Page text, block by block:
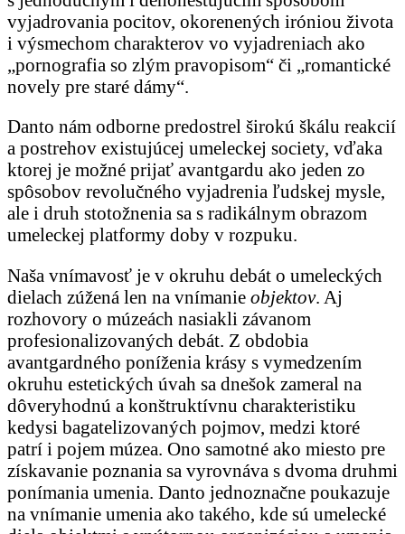
vyjadrovania pocitov, okorenených iróniou života
i výsmechom charakterov vo vyjadreniach ako
„pornografia so zlým pravopisom“ či „romantické
novely pre staré dámy“.
Danto nám odborne predostrel širokú škálu reakcií
a postrehov existujúcej umeleckej society, vďaka
ktorej je možné prijať avantgardu ako jeden zo
spôsobov revolučného vyjadrenia ľudskej mysle,
ale i druh stotožnenia sa s radikálnym obrazom
umeleckej platformy doby v rozpuku.
Naša vnímavosť je v okruhu debát o umeleckých
dielach zúžená len na vnímanie objektov. Aj
rozhovory o múzeách nasiakli závanom
profesionalizovaných debát. Z obdobia
avantgardného poníženia krásy s vymedzením
okruhu estetických úvah sa dnešok zameral na
dôveryhodnú a konštruktívnu charakteristiku
kedysi bagatelizovaných pojmov, medzi ktoré
patrí i pojem múzea. Ono samotné ako miesto pre
získavanie poznania sa vyrovnáva s dvoma druhmi
ponímania umenia. Danto jednoznačne poukazuje
na vnímanie umenia ako takého, kde sú umelecké